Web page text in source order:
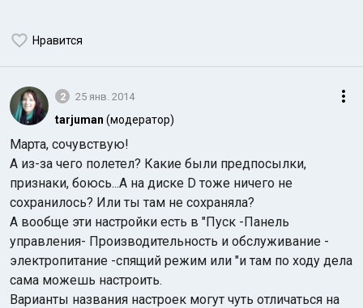
Нравится
2 25 янв. 2014
tarjuman (модератор)
Марта, сочувствую!
А из-за чего полетел? Какие были предпосылки,
признаки, боюсь...А на диске D тоже ничего не
сохранилось? Или ты там не сохраняла?
А вообще эти настройки есть в "Пуск -Панель
управления- Производительность и обслуживание -
электропитание -спящий режим или "и там по ходу дела
сама можешь настроить.
Варианты названия настроек могут чуть отличаться на